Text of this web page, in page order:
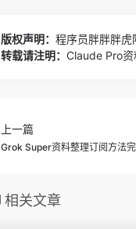
版权声明： 程序员胖胖胖虎
转载请注明： Claude Pro
上一篇
Grok Super资料整理订阅方法
相关文章